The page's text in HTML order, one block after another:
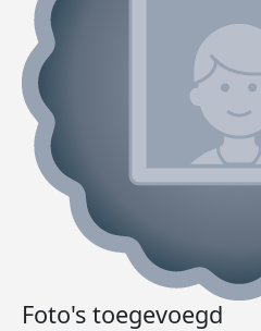
Foto's toegevoegd